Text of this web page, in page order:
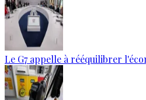
Le G7 appelle à rééquilibrer